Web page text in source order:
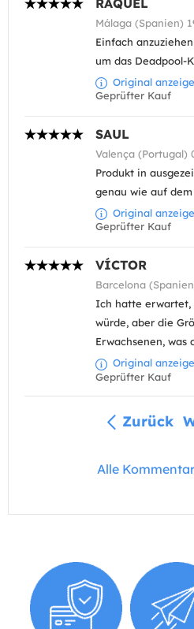
RAQUEL
Málaga (Spanien)
Einfach
um das Deadpool-
Original
Geprüfter Kauf
SAUL
Valença (Portugal)
Produkt in
genau wie auf
Original
Geprüfter Kauf
VÍCTOR
Barcelona
Ich hatte erwartet,
würde, aber die
Erwachsenen, was
Original
Geprüfter Kauf
Zurück
Alle